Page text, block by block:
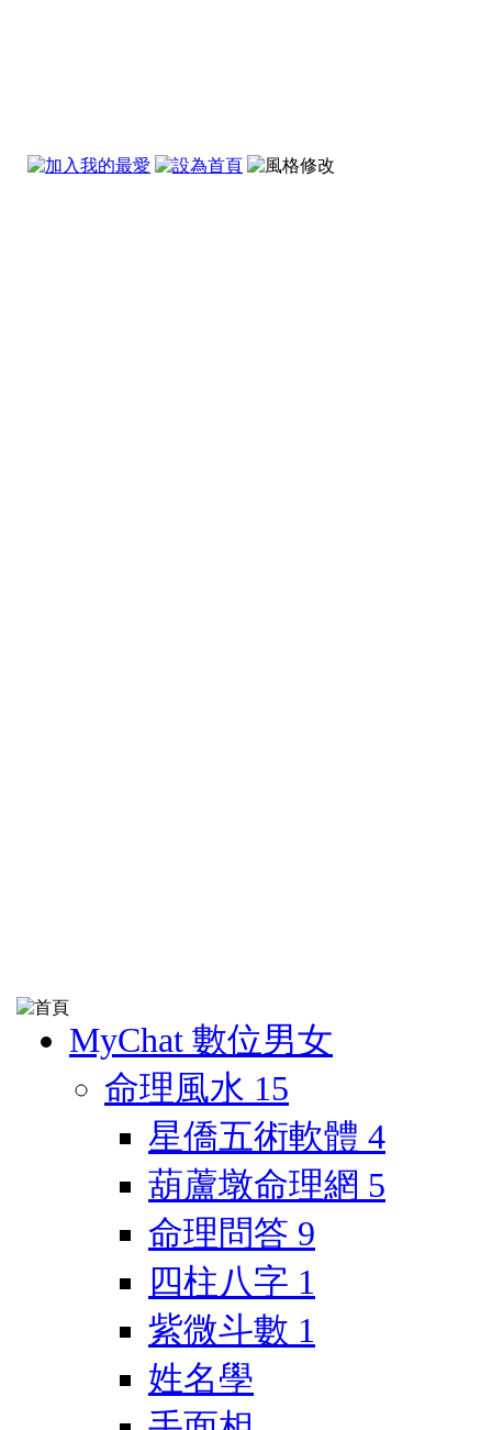
MyChat 數位男女
命理風水 15
星僑五術軟體 4
葫蘆墩命理網 5
命理問答 9
四柱八字 1
紫微斗數 1
姓名學